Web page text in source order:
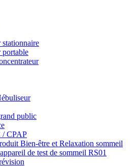
stationnaire
portable
public
/ CPAP
Bien-être et Relaxation sommeil
de test de sommeil RS01